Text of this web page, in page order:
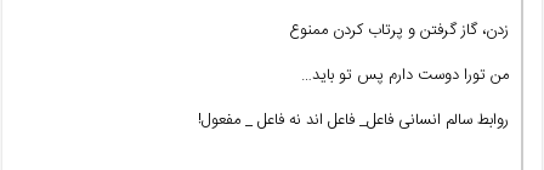
زدن، گاز گرفتن و پرتاب کردن ممنوع
من تورا دوست دارم پس تو باید…
روابط سالم انسانی فاعل_ فاعل اند نه فاعل _ مفعول!